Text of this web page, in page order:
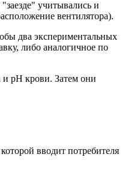
учитывались и
вентилятора).
два экспериментальных
либо аналогичное по
и рН крови. Затем они
вводит потребителя